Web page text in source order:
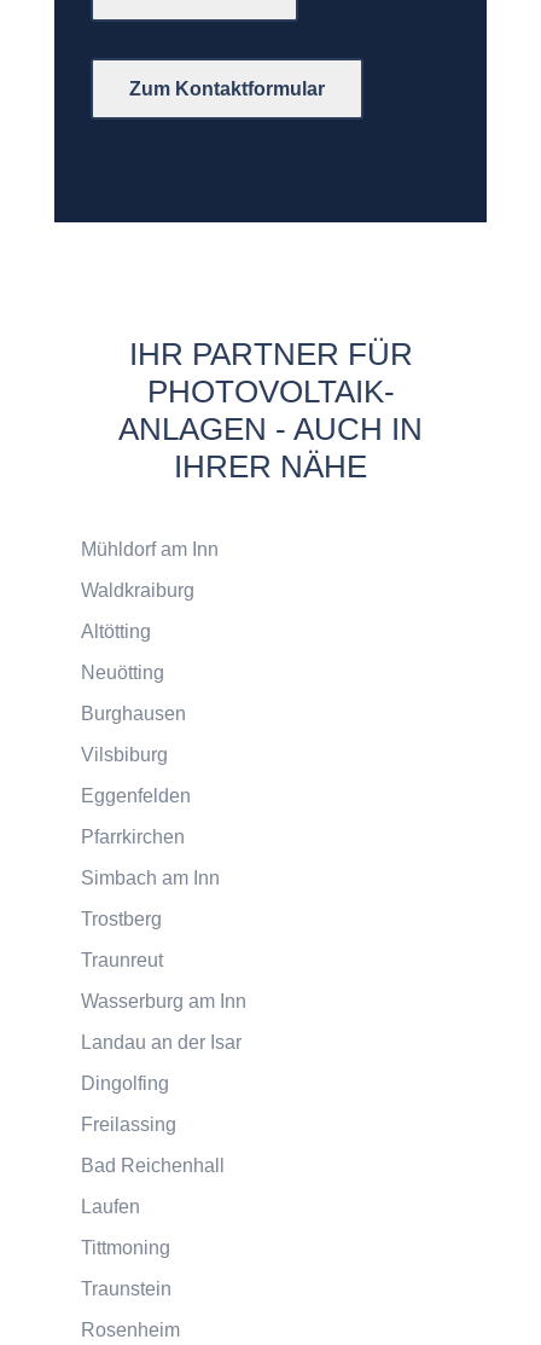
Zum Kontaktformular
IHR PARTNER FÜR
PHOTOVOLTAIK-
ANLAGEN - AUCH IN
IHRER NÄHE
Mühldorf am Inn
Waldkraiburg
Altötting
Neuötting
Burghausen
Vilsbiburg
Eggenfelden
Pfarrkirchen
Simbach am Inn
Trostberg
Traunreut
Wasserburg am Inn
Landau an der Isar
Dingolfing
Freilassing
Bad Reichenhall
Laufen
Tittmoning
Traunstein
Rosenheim